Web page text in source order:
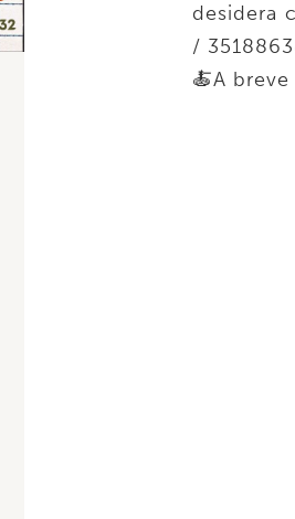
desidera
/
🍝A